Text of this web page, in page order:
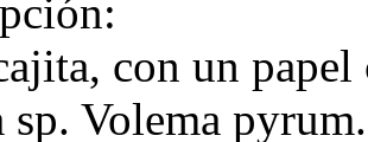
con un
sp. Volema